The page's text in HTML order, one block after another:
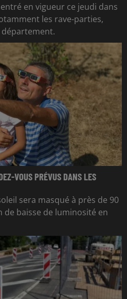
en vigueur ce jeudi dans
les rave-parties,
département.
VOUS PRÉVUS DANS LES
sera masqué à près de 90
baisse de luminosité en